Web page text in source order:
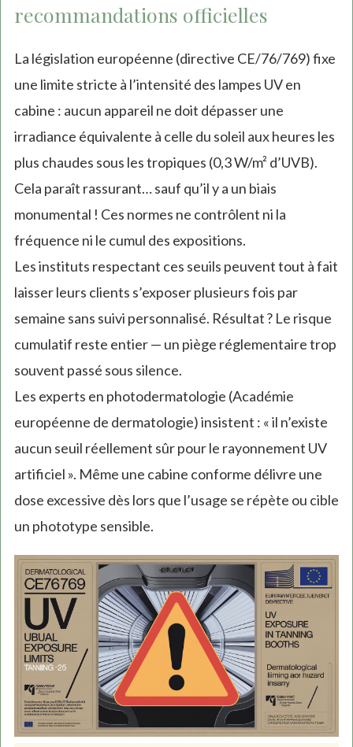
recommandations officielles
La législation européenne (directive CE/76/769) fixe
une limite stricte à l’intensité des lampes UV en
cabine : aucun appareil ne doit dépasser une
irradiance équivalente à celle du soleil aux heures les
plus chaudes sous les tropiques (0,3 W/m² d’UVB).
Cela paraît rassurant… sauf qu’il y a un biais
monumental ! Ces normes ne contrôlent ni la
fréquence ni le cumul des expositions.
Les instituts respectant ces seuils peuvent tout à fait
laisser leurs clients s’exposer plusieurs fois par
semaine sans suivi personnalisé. Résultat ? Le risque
cumulatif reste entier — un piège réglementaire trop
souvent passé sous silence.
Les experts en photodermatologie (Académie
européenne de dermatologie) insistent : « il n’existe
aucun seuil réellement sûr pour le rayonnement UV
artificiel ». Même une cabine conforme délivre une
dose excessive dès lors que l’usage se répète ou cible
un phototype sensible.